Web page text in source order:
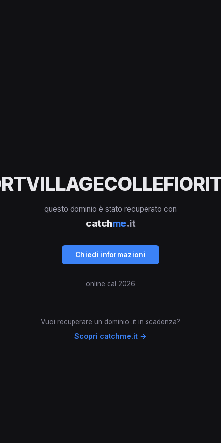
questo dominio è stato recuperato con
catchme.it
Chiedi informazioni
online dal 2026
Vuoi recuperare un dominio .it in scadenza?
Scopri catchme.it →